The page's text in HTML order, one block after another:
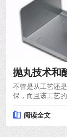
抛丸技术和
不管是从工艺还
保，而且该工艺
阅读全文